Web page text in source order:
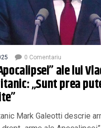
0 Comentariu
ale lui
„Sunt prea
Mark Galeotti descrie